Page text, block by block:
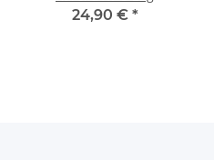
24,90 € *